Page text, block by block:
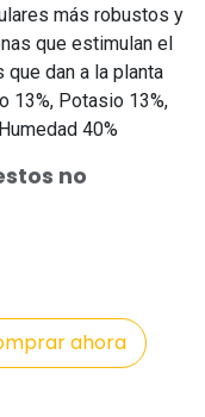
más robustos y
que estimulan el
dan a la planta
13%, Potasio 13%,
40%
no
ahora